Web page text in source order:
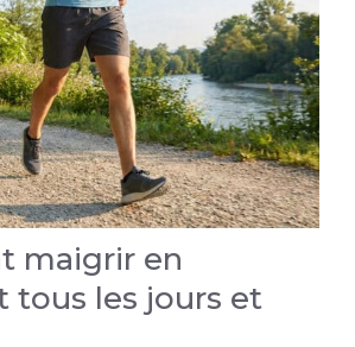
maigrir en
tous les jours et